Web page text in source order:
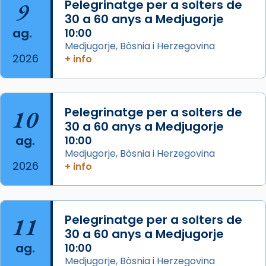
missa d’acció de gràcies en agraïment al
comitè organitzador de la visita apostòlica
del Sant Pare Lleó XIV a Barcelona, i als
col·laboradors, a la Catedral de Barcelona.
Mons. David Abadías.
📸 Dr. G. Simón
Photo
2 weeks ago
Memòria de les santes Juliana i
Semproniana, verges i màrtirs.
9
ag.
2026
Pelegrinatge per a solters de
30 a 60 anys a Medjugorje
10:00
Medjugorje, Bòsnia i Herzegovina
+ info
10
ag.
2026
Pelegrinatge per a solters de
30 a 60 anys a Medjugorje
10:00
Medjugorje, Bòsnia i Herzegovina
+ info
11
ag.
Pelegrinatge per a solters de
30 a 60 anys a Medjugorje
10:00
Medjugorje, Bòsnia i Herzegovina